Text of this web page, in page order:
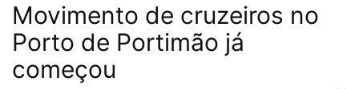
Movimento de cruzeiros no
Porto de Portimão já
começou